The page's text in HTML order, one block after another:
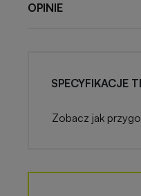
OPINIE
SPECYFIKACJE
Zobacz jak